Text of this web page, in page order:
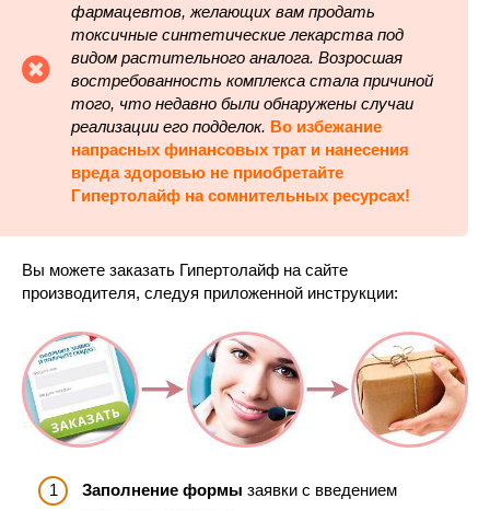
фармацевтов, желающих вам продать
токсичные синтетические лекарства под
видом растительного аналога. Возросшая
востребованность комплекса стала причиной
того, что недавно были обнаружены случаи
реализации его подделок. Во избежание
напрасных финансовых трат и нанесения
вреда здоровью не приобретайте
Гипертолайф на сомнительных ресурсах!
Вы можете заказать Гипертолайф на сайте
производителя, следуя приложенной инструкции:
Заполнение формы заявки с введением